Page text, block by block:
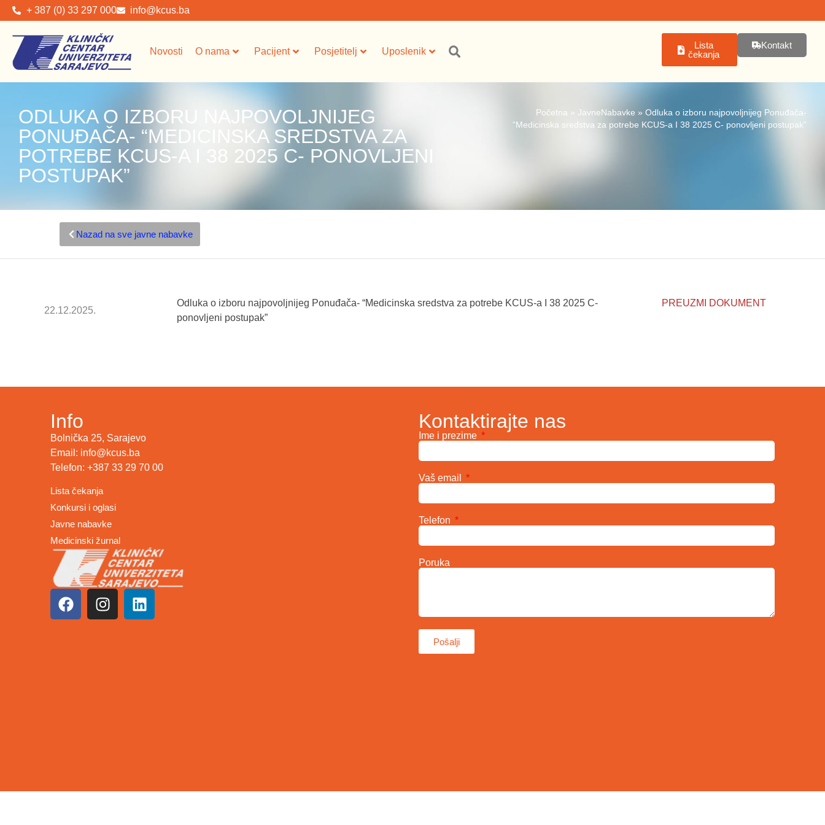
+ 387 (0) 33 297 000 info@kcus.ba
Novosti O nama Pacijent Posjetitelj Uposlenik
Lista
čekanja
Kontakt
ODLUKA O IZBORU NAJPOVOLJNIJEG
PONUĐAČA- “MEDICINSKA SREDSTVA ZA
POTREBE KCUS-A I 38 2025 C- PONOVLJENI
POSTUPAK”
Početna » JavneNabavke » Odluka o izboru najpovoljnijeg Ponuđača-
“Medicinska sredstva za potrebe KCUS-a I 38 2025 C- ponovljeni postupak”
Nazad na sve javne nabavke
22.12.2025.
Odluka o izboru najpovoljnijeg Ponuđača- “Medicinska sredstva za potrebe KCUS-a I 38 2025 C-
ponovljeni postupak”
PREUZMI DOKUMENT
Info
Bolnička 25, Sarajevo
Email: info@kcus.ba
Telefon: +387 33 29 70 00
Lista čekanja
Konkursi i oglasi
Javne nabavke
Medicinski žurnal
Kontaktirajte nas
Ime i prezime
Vaš email
Telefon
Poruka
Pošalji